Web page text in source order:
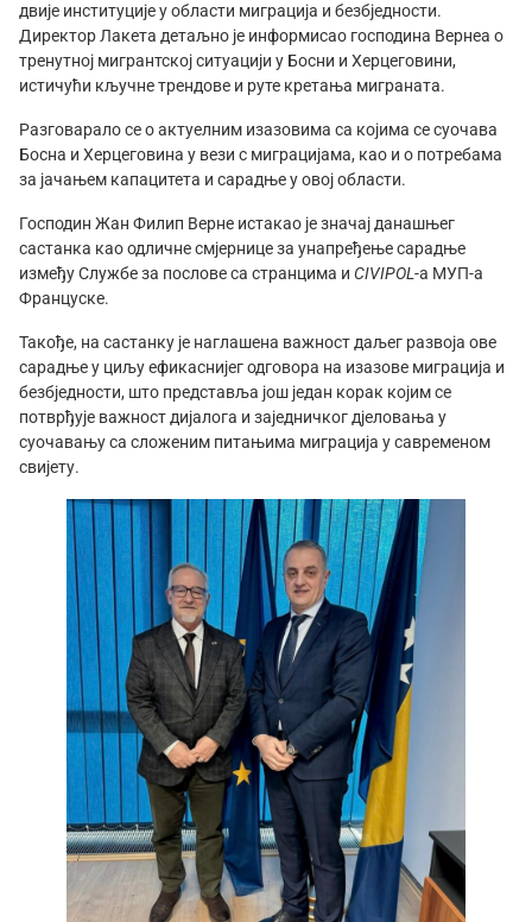
двије институције у области миграција и безбједности.
Директор Лакета детаљно је информисао господина Вернеа о
тренутној мигрантској ситуацији у Босни и Херцеговини,
истичући кључне трендове и руте кретања миграната.
Разговарало се о актуелним изазовима са којима се суочава
Босна и Херцеговина у вези с миграцијама, као и о потребама
за јачањем капацитета и сарадње у овој области.
Господин Жан Филип Верне истакао је значај данашњег
састанка као одличне смјернице за унапређење сарадње
између Службе за послове са странцима и CIVIPOL-а МУП-а
Француске.
Такође, на састанку је наглашена важност даљег развоја ове
сарадње у циљу ефикаснијег одговора на изазове миграција и
безбједности, што представља још један корак којим се
потврђује важност дијалога и заједничког дјеловања у
суочавању са сложеним питањима миграција у савременом
свијету.